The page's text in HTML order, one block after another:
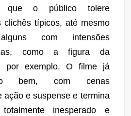
que o público tolere
clichês típicos, até mesmo
alguns com intensões
como a figura da
por exemplo. O filme já
bem, com cenas
ação e suspense e termina
inesperado e